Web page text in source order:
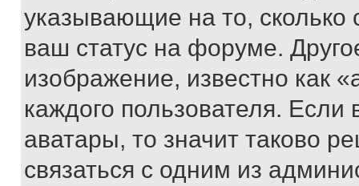
указывающие на то,
ваш статус на форуме.
изображение, известно как
каждого пользователя.
аватары, то значит таково
связаться с одним из